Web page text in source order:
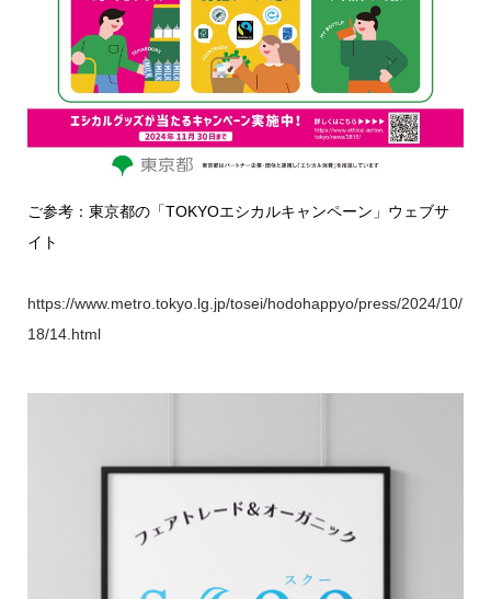
ご参考：東京都の「TOKYOエシカルキャンペーン」ウェブサ
イト
https://www.metro.tokyo.lg.jp/tosei/hodohappyo/press/2024/10/
18/14.html